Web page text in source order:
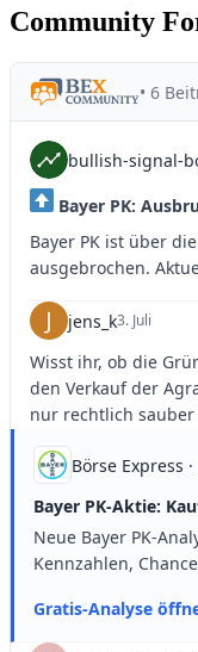
Community